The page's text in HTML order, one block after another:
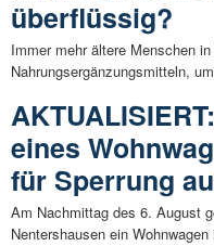
überflüssig?
Immer mehr ältere Menschen
Nahrungsergänzungsmitteln,
eines
für Sperrung
Am Nachmittag des 6. August
Nentershausen ein